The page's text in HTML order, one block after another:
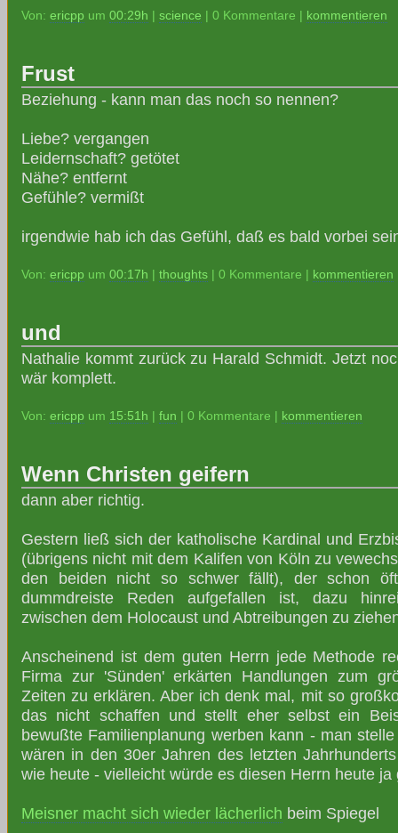
Von: ericpp um 00:29h science | 0 Kommentare | kommentieren
Frust
Beziehung - kann man das noch so nennen?
Liebe? vergangen
Leidernschaft? getötet
Nähe? entfernt
Gefühle? vermißt
irgendwie hab ich das Gefühl, daß es bald vorbei
Von: ericpp um 00:17h thoughts | 0 Kommentare | kommentieren
und
Nathalie kommt zurück zu Harald Schmidt. Jetzt
wär komplett.
Von: ericpp um 15:51h fun | 0 Kommentare | kommentieren
Wenn Christen geifern
dann aber richtig.
Gestern ließ sich der katholische Kardinal und
(übrigens nicht mit dem Kalifen von Köln zu
den beiden nicht so schwer fällt), der schon
dummdreiste Reden aufgefallen ist, dazu
zwischen dem Holocaust und Abtreibungen zu
Anscheinend ist dem guten Herrn jede Methode
Firma zur 'Sünden' erkärten Handlungen zum
Zeiten zu erklären. Aber ich denk mal, mit so
das nicht schaffen und stellt eher selbst ein
bewußte Familienplanung werben kann - man
wären in den 30er Jahren des letzten
wie heute - vielleicht würde es diesen Herrn heute ja
Meisner macht sich wieder lächerlich beim Spiegel